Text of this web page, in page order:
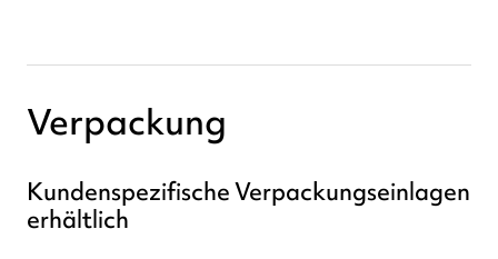
Verpackung
Kundenspezifische Verpackungseinlagen
erhältlich